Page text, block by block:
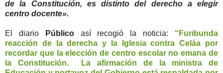
de la Constitución, es distinto del derecho a elegir
centro docente».
El diario Públicoasí recogió la noticia: “Furibunda
reacción de la derecha y la Iglesia contra Celáa por
recordar que la elección de centro escolar no emana de
la Constitución. La afirmación de la ministra de